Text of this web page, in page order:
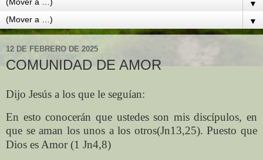
▼
▼
12 DE FEBRERO DE 2025
COMUNIDAD DE AMOR
Dijo Jesús a los que le seguían:
En esto conocerán que ustedes son mis discípulos, en
que se aman los unos alos otros(Jn13,25). Puesto que
Dios es Amor (1 Jn4,8)